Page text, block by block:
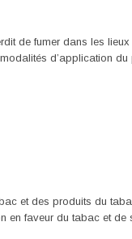
de fumer dans les
d’application du
et des produits du
en faveur du tabac et